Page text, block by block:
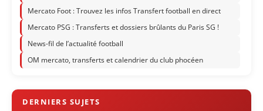
Mercato Foot : Trouvez les infos Transfert football en direct
Mercato PSG : Transferts et dossiers brûlants du Paris SG !
News-fil de l’actualité football
OM mercato, transferts et calendrier du club phocéen